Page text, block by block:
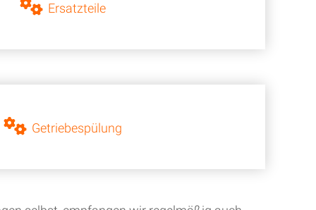
Ersatzteile
Getriebespülung